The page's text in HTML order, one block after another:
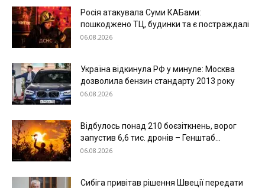
Київ
Україна
Економіка
Світ
Технології
Росія атакувала Суми КАБами:
пошкоджено ТЦ, будинки та є постраждалі
06.08.2026
Україна відкинула РФ у минуле: Москва
дозволила бензин стандарту 2013 року
06.08.2026
Відбулось понад 210 боєзіткнень, ворог
запустив 6,6 тис. дронів – Генштаб...
06.08.2026
Сибіга привітав рішення Швеції передати